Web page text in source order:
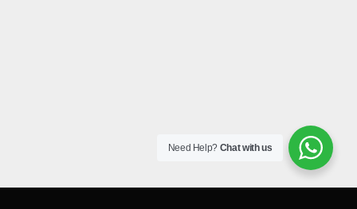
Need Help? Chat with us